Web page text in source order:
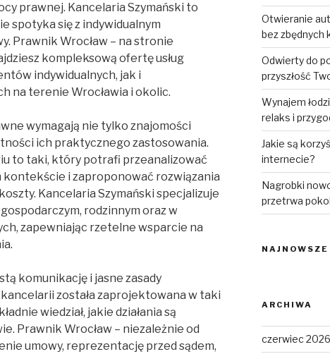
prawnej. Kancelaria Szymański to
spotyka się z indywidualnym
Prawnik Wrocław – na stronie
kompleksową ofertę usług
indywidualnych, jak i
na terenie Wrocławia i okolic.
wymagają nie tylko znajomości
ich praktycznego zastosowania.
to taki, który potrafi przeanalizować
kontekście i zaproponować rozwiązania
Kancelaria Szymański specjalizuje
rodzinnym oraz w
zapewniając rzetelne wsparcie na
komunikację i jasne zasady
została zaprojektowana w taki
wiedział, jakie działania są
Prawnik Wrocław – niezależnie od
umowy, reprezentację przed sądem,
Otwieranie
bez
Odwierty do
przyszłość
Wynajem
relaks i
Jakie są
internecie?
Nagrobki
przetrwa
ARCHIWA
czerwiec 2026